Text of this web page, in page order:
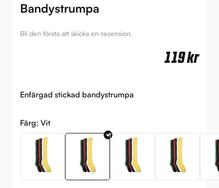
Bandystrumpa
Bli den första att skicka en recension.
119kr
Enfärgad stickad bandystrumpa
Färg: Vit